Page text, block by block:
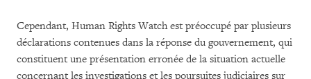
Cependant, Human Rights Watch est préoccupé par plusieurs
déclarations contenues dans la réponse du gouvernement, qui
constituent une présentation erronée de la situation actuelle
concernant les investigations et les poursuites judiciaires sur